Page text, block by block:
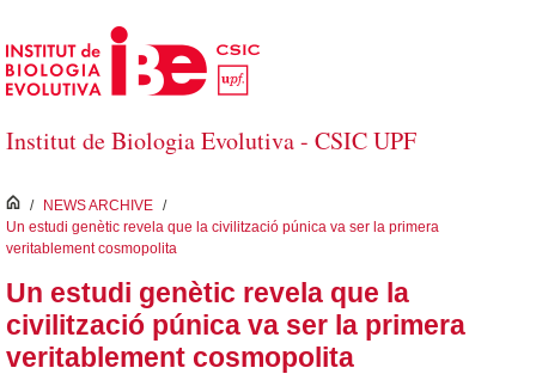
Salta al contingut principal
Institut de Biologia Evolutiva - CSIC UPF
inici
/ NEWS ARCHIVE /
Un estudi genètic revela que la civilització púnica va ser la primera
veritablement cosmopolita
Un estudi genètic revela que la
civilització púnica va ser la primera
veritablement cosmopolita